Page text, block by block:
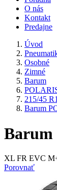
O nás
Kontakt
Predajne
Úvod
Osobné
Zimné
Barum
215/45
Barum
Barum
XL FR EVC
Porovnať